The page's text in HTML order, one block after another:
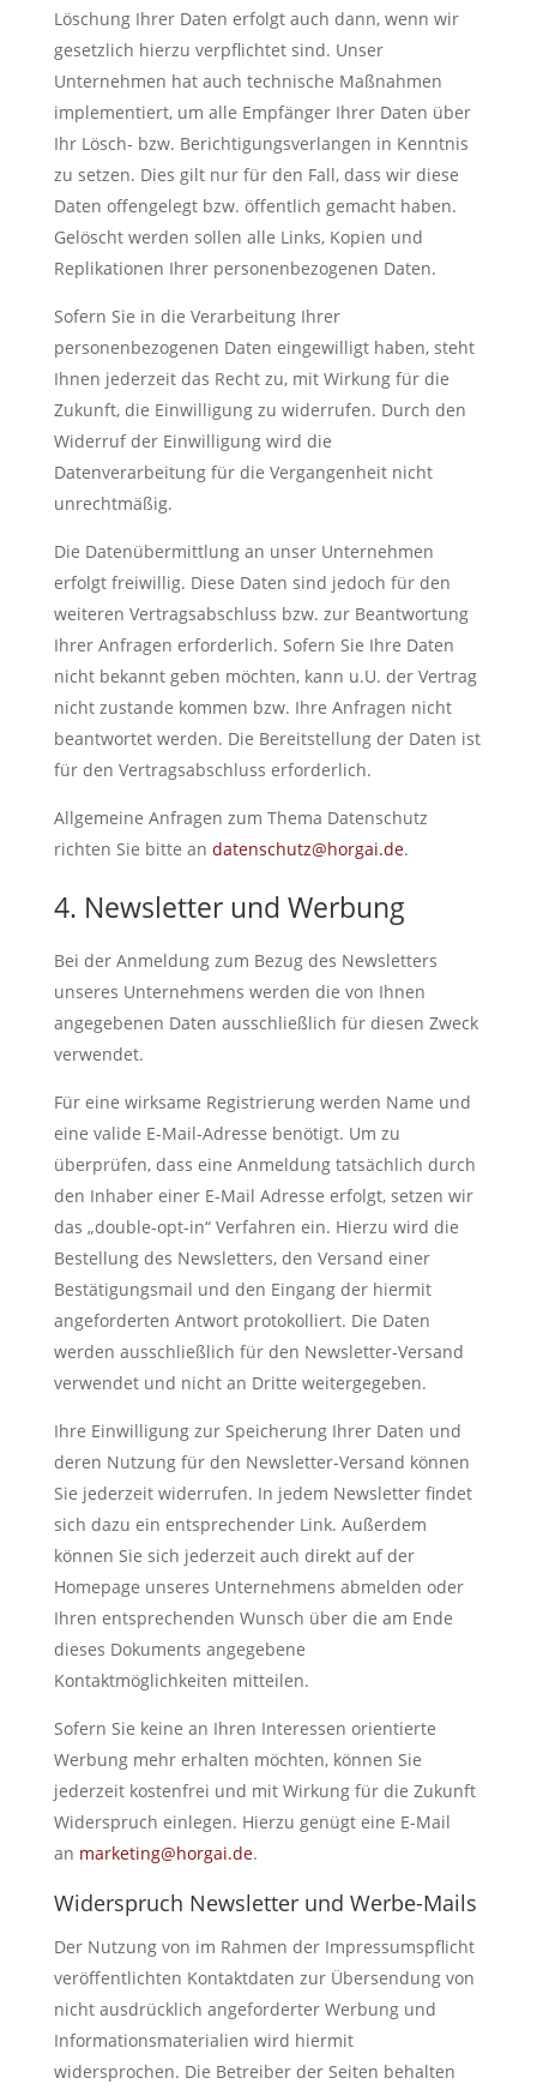
Löschung Ihrer Daten erfolgt auch dann, wenn wir
gesetzlich hierzu verpflichtet sind. Unser
Unternehmen hat auch technische Maßnahmen
implementiert, um alle Empfänger Ihrer Daten über
Ihr Lösch- bzw. Berichtigungsverlangen in Kenntnis
zu setzen. Dies gilt nur für den Fall, dass wir diese
Daten offengelegt bzw. öffentlich gemacht haben.
Gelöscht werden sollen alle Links, Kopien und
Replikationen Ihrer personenbezogenen Daten.
Sofern Sie in die Verarbeitung Ihrer
personenbezogenen Daten eingewilligt haben, steht
Ihnen jederzeit das Recht zu, mit Wirkung für die
Zukunft, die Einwilligung zu widerrufen. Durch den
Widerruf der Einwilligung wird die
Datenverarbeitung für die Vergangenheit nicht
unrechtmäßig.
Die Datenübermittlung an unser Unternehmen
erfolgt freiwillig. Diese Daten sind jedoch für den
weiteren Vertragsabschluss bzw. zur Beantwortung
Ihrer Anfragen erforderlich. Sofern Sie Ihre Daten
nicht bekannt geben möchten, kann u.U. der Vertrag
nicht zustande kommen bzw. Ihre Anfragen nicht
beantwortet werden. Die Bereitstellung der Daten ist
für den Vertragsabschluss erforderlich.
Allgemeine Anfragen zum Thema Datenschutz
richten Sie bitte an datenschutz@horgai.de.
4. Newsletter und Werbung
Bei der Anmeldung zum Bezug des Newsletters
unseres Unternehmens werden die von Ihnen
angegebenen Daten ausschließlich für diesen Zweck
verwendet.
Für eine wirksame Registrierung werden Name und
eine valide E-Mail-Adresse benötigt. Um zu
überprüfen, dass eine Anmeldung tatsächlich durch
den Inhaber einer E-Mail Adresse erfolgt, setzen wir
das „double-opt-in“ Verfahren ein. Hierzu wird die
Bestellung des Newsletters, den Versand einer
Bestätigungsmail und den Eingang der hiermit
angeforderten Antwort protokolliert. Die Daten
werden ausschließlich für den Newsletter-Versand
verwendet und nicht an Dritte weitergegeben.
Ihre Einwilligung zur Speicherung Ihrer Daten und
deren Nutzung für den Newsletter-Versand können
Sie jederzeit widerrufen. In jedem Newsletter findet
sich dazu ein entsprechender Link. Außerdem
können Sie sich jederzeit auch direkt auf der
Homepage unseres Unternehmens abmelden oder
Ihren entsprechenden Wunsch über die am Ende
dieses Dokuments angegebene
Kontaktmöglichkeiten mitteilen.
Sofern Sie keine an Ihren Interessen orientierte
Werbung mehr erhalten möchten, können Sie
jederzeit kostenfrei und mit Wirkung für die Zukunft
Widerspruch einlegen. Hierzu genügt eine E-Mail
an marketing@horgai.de.
Widerspruch Newsletter und Werbe-Mails
Der Nutzung von im Rahmen der Impressumspflicht
veröffentlichten Kontaktdaten zur Übersendung von
nicht ausdrücklich angeforderter Werbung und
Informationsmaterialien wird hiermit
widersprochen. Die Betreiber der Seiten behalten